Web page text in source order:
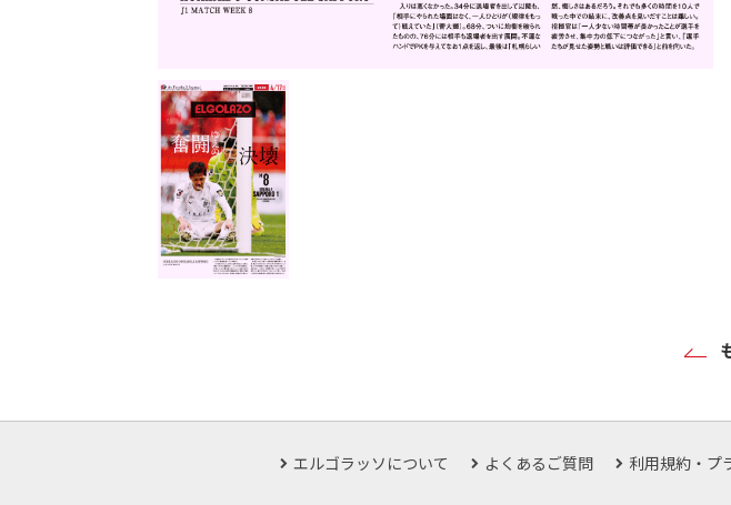
エルゴラッソについて よくあるご質問 利用規約・プ